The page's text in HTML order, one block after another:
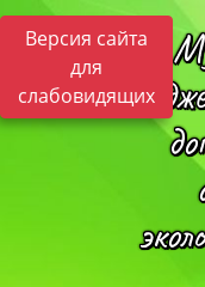
Версия сайта
для
слабовидящих